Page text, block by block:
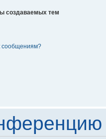
создаваемых тем
сообщениям?